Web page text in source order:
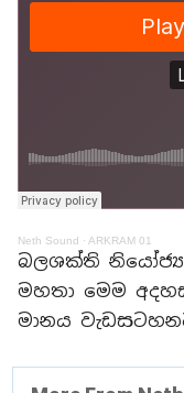
Neth Sound · ARKRAM 01
බලශක්ති නියෝජ්‍ය
මහතා මෙම
මානය